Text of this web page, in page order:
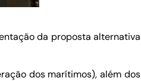
da proposta alternativa
dos marítimos), além dos